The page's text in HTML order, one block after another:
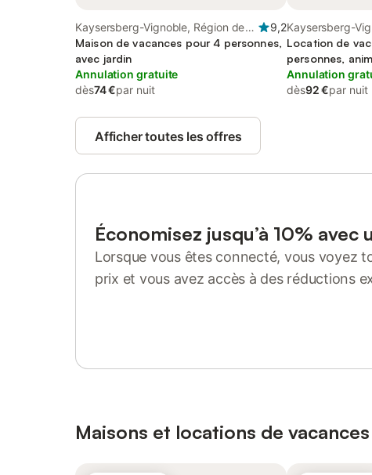
Kaysersberg-Vignoble, Région de
Ribeauvillé
9,2
Maison de vacances pour 4 personnes,
avec jardin
Annulation gratuite
dès74 €par nuit
Kaysersberg-
Ribeauvillé
Location de
personnes,
Annulation
dès92 €par nuit
Afficher toutes les offres
Économisez jusqu’à 10% avec
Lorsque vous êtes connecté, vous voyez
prix et vous avez accès à des réductions
Maisons et locations de